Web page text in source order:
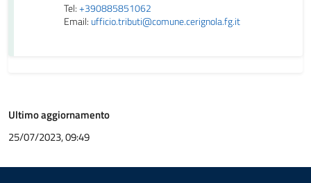
Tel:+390885851062
Email: ufficio.tributi@comune.cerignola.fg.it
Ultimo aggiornamento
25/07/2023, 09:49